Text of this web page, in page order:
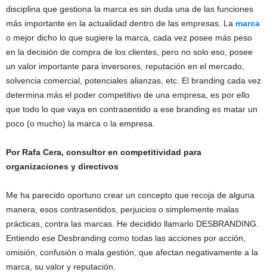
disciplina que gestiona la marca es sin duda una de las funciones
más importante en la actualidad dentro de las empresas. La marca
o mejor dicho lo que sugiere la marca, cada vez posee más peso
en la decisión de compra de los clientes, pero no solo eso, posee
un valor importante para inversores, reputación en el mercado,
solvencia comercial, potenciales alianzas, etc. El branding cada vez
determina más el poder competitivo de una empresa, es por ello
que todo lo que vaya en contrasentido a ese branding es matar un
poco (o mucho) la marca o la empresa.
Por Rafa Cera, consultor en competitividad para
organizaciones y directivos
Me ha parecido oportuno crear un concepto que recoja de alguna
manera, esos contrasentidos, perjuicios o simplemente malas
prácticas, contra las marcas. He decidido llamarlo DESBRANDING.
Entiendo ese Desbranding como todas las acciones por acción,
omisión, confusión o mala gestión, que afectan negativamente a la
marca, su valor y reputación.